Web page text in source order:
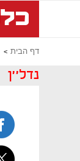
דף הבית
נדל''ן